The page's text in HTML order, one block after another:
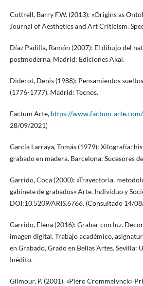
Cottrell, Barry F.W. (2013): «Origins as
Journal of Aesthetics and Art Criticism.
Díaz Padilla, Ramón (2007): El dibujo del
postmoderna. Madrid: Ediciones Akal.
Diderot, Denis (1988): Pensamientos
(1776-1777). Madrid: Tecnos.
Factum Arte, https://www.factum-arte.com/
28/09/2021)
García Larraya, Tomás (1979): Xilografía:
grabado en madera. Barcelona: Sucesores
Garrido, Coca (2000): «Trayectoria,
gabinete de grabados» Arte, Individuo y
DOI:10.5209/ARIS.6766. (Consultado 14/
Garrido, Elena (2016): Grabar con luz.
imagen digital. Trabajo académico,
en Grabado, Grado en Bellas Artes. Sevilla:
Inédito.
Gilmour, P. (2001). «Piero Crommelynck»